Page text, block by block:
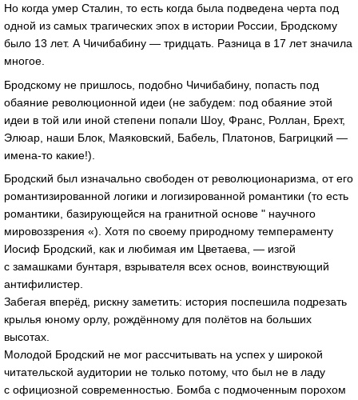
Но когда умер Сталин, то есть когда была подведена черта под
одной из самых трагических эпох в истории России, Бродскому
было 13 лет. А Чичибабину — тридцать. Разница в 17 лет значила
многое.
Бродскому не пришлось, подобно Чичибабину, попасть под
обаяние революционной идеи (не забудем: под обаяние этой
идеи в той или иной степени попали Шоу, Франс, Роллан, Брехт,
Элюар, наши Блок, Маяковский, Бабель, Платонов, Багрицкий —
имена-то какие!).
Бродский был изначально свободен от революционаризма, от его
романтизированной логики и логизированной романтики (то есть
романтики, базирующейся на гранитной основе " научного
мировоззрения «). Хотя по своему природному темпераменту
Иосиф Бродский, как и любимая им Цветаева, — изгой
с замашками бунтаря, взрывателя всех основ, воинствующий
антифилистер.
Забегая вперёд, рискну заметить: история поспешила подрезать
крылья юному орлу, рождённому для полётов на больших
высотах.
Молодой Бродский не мог рассчитывать на успех у широкой
читательской аудитории не только потому, что был не в ладу
с официозной современностью. Бомба с подмоченным порохом